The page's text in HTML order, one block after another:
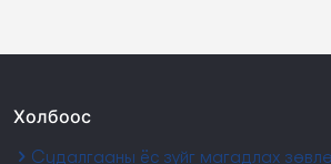
Холбоос
Судалгааны ёс зүйг магадлах